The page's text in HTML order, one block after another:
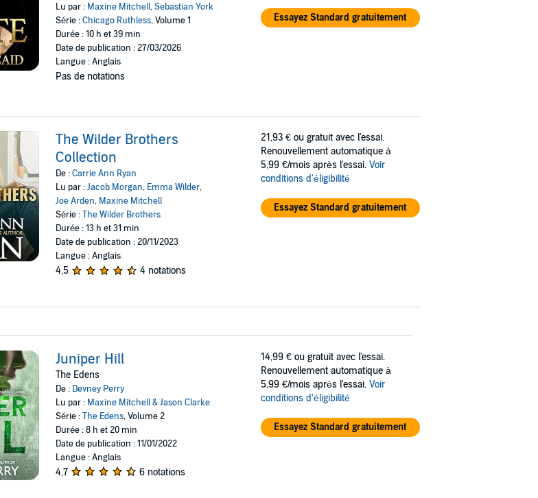
Lu par : Maxine Mitchell,Sebastian York
Série :Chicago Ruthless, Volume 1
Durée : 10 h et 39 min
Date de publication : 27/03/2026
Langue : Anglais
Pas de notations
Essayez Standard gratuitement
The Wilder Brothers
Collection
De :Carrie Ann Ryan
Lu par :Jacob Morgan, Emma Wilder,
Joe Arden, Maxine Mitchell
Série :The Wilder Brothers
Durée : 13 h et 31 min
Date de publication : 20/11/2023
Langue : Anglais
4,5 4 notations
21,93 € ou gratuit avec l'essai.
Renouvellement automatique à
5,99 €/mois après l'essai. Voir
conditions d'éligibilité
Essayez Standard gratuitement
Juniper Hill
The Edens
De : Devney Perry
Lu par : Maxine Mitchell & Jason Clarke
Série :The Edens, Volume 2
Durée : 8 h et 20 min
Date de publication : 11/01/2022
Langue : Anglais
4,7 6 notations
14,99 € ou gratuit avec l'essai.
Renouvellement automatique à
5,99 €/mois après l'essai. Voir
conditions d'éligibilité
Essayez Standard gratuitement